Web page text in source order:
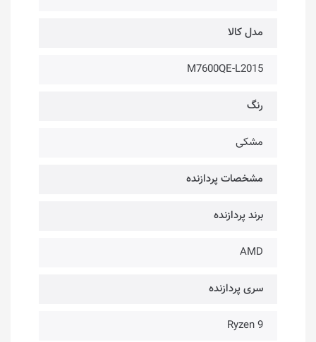
مدل کالا
M7600QE-L2015
رنگ
مشکی
مشخصات پردازنده
برند پردازنده
AMD
سری پردازنده
Ryzen 9